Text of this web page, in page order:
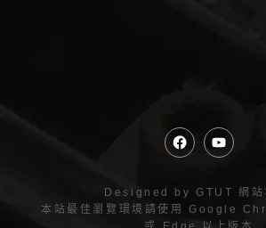
Designed byGTUT 網站
本站最佳瀏覽環境請使用 Google